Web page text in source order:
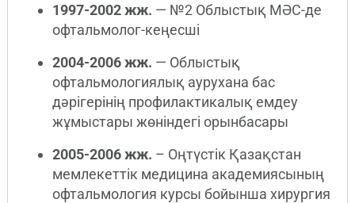
1997-2002 жж. — №2 Облыстық МӘС-де
офтальмолог-кеңесші
2004-2006 жж. — Облыстық
офтальмологиялық аурухана бас
дәрігерінің профилактикалық емдеу
жұмыстары жөніндегі орынбасары
2005-2006 жж. – Оңтүстік Қазақстан
мемлекеттік медицина академиясының
офтальмология курсы бойынша хирургия